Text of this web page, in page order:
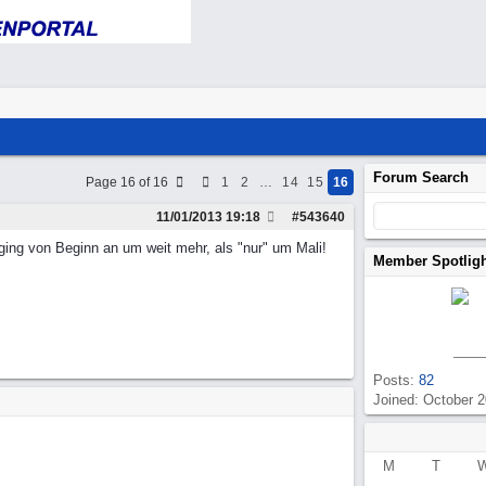
Page 16 of 16 1 2 … 14 15 16
#543640
11/01/2013 19:18
von Beginn an um weit mehr, als "nur" um Mali!
Forum Search
Member
Posts: 82
Joined: October
M T